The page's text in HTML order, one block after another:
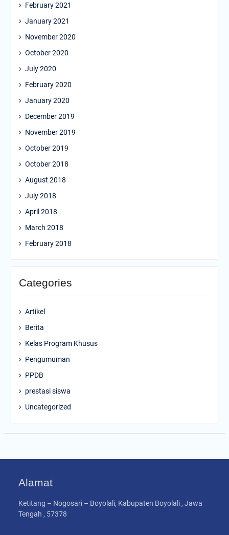
February 2021
January 2021
November 2020
October 2020
July 2020
February 2020
January 2020
December 2019
November 2019
October 2019
October 2018
August 2018
July 2018
April 2018
March 2018
February 2018
Categories
Artikel
Berita
Kelas Program Khusus
Pengumuman
PPDB
prestasi siswa
Uncategorized
Alamat
Ketitang – Nogosari – Boyolali, Kabupaten Boyolali , Jawa
Tengah , 57378